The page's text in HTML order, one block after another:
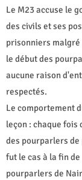
Le M23 accuse le
des civils et ses
prisonniers
le début des
aucune raison
respectés.
Le comportement
leçon : chaque
des pourparlers
fut le cas à la fin
pourparlers de